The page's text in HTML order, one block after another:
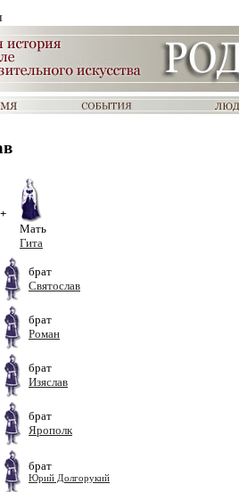
+
Мать
Гита
брат
Святослав
брат
Роман
брат
Изяслав
брат
Ярополк
брат
Юрий Долгорукий